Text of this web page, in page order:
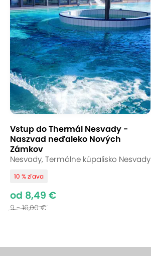
Vstup do Thermál Nesvady -
Naszvad neďaleko Nových
Zámkov
Nesvady, Termálne kúpalisko Nesvady
10 % zľava
od 8,49 €
9 - 16,00 €